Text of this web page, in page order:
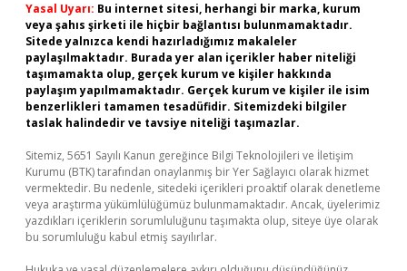
Yasal Uyarı: Bu internet sitesi, herhangi bir marka, kurum
veya şahıs şirketi ile hiçbir bağlantısı bulunmamaktadır.
Sitede yalnızca kendi hazırladığımız makaleler
paylaşılmaktadır. Burada yer alan içerikler haber niteliği
taşımamakta olup, gerçek kurum ve kişiler hakkında
paylaşım yapılmamaktadır. Gerçek kurum ve kişiler ile isim
benzerlikleri tamamen tesadüfidir. Sitemizdeki bilgiler
taslak halindedir ve tavsiye niteliği taşımazlar.
Sitemiz, 5651 Sayılı Kanun gereğince Bilgi Teknolojileri ve İletişim
Kurumu (BTK) tarafından onaylanmış bir Yer Sağlayıcı olarak hizmet
vermektedir. Bu nedenle, sitedeki içerikleri proaktif olarak denetleme
veya araştırma yükümlülüğümüz bulunmamaktadır. Ancak, üyelerimiz
yazdıkları içeriklerin sorumluluğunu taşımakta olup, siteye üye olarak
bu sorumluluğu kabul etmiş sayılırlar.